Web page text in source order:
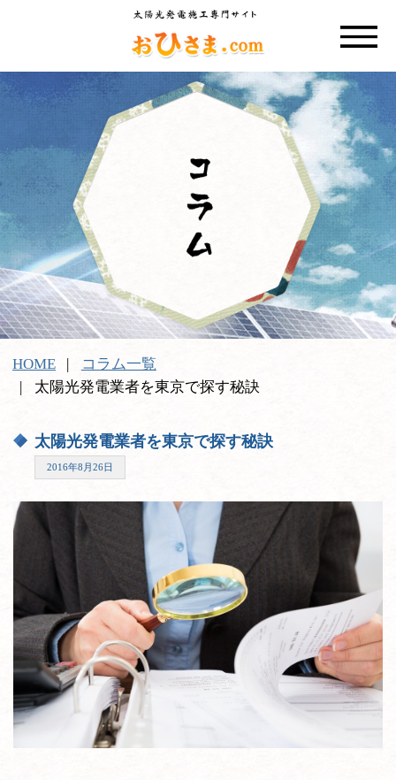
HOME
コラム一覧
太陽光発電業者を東京で探す秘訣
太陽光発電業者を東京で探す秘訣
2016年8月26日